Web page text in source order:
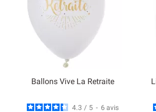
Ballons Vive La Retraite
4.3 / 5 - 6 avis